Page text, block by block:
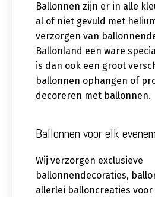
Ballonnen zijn er in alle
al of niet gevuld met
verzorgen van
Ballonland een ware
is dan ook een groot
ballonnen ophangen of
decoreren met ballonnen.
Ballonnen voor elk
Wij verzorgen exclusieve
ballonnendecoraties,
allerlei balloncreaties